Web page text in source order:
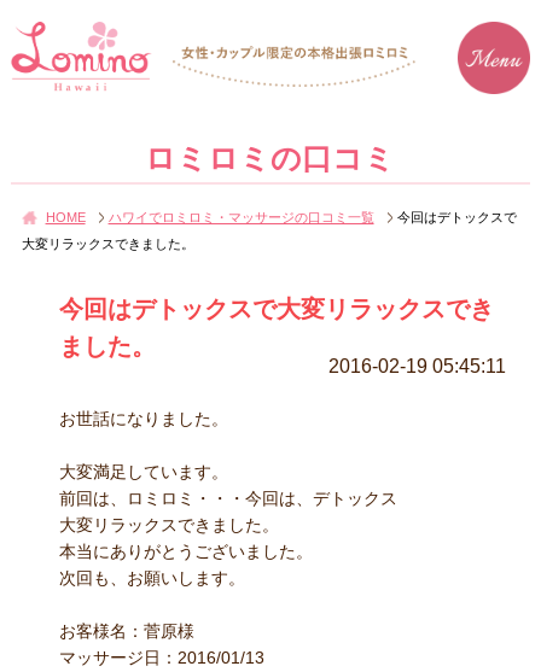
ロミロミの口コミ
HOME ハワイでロミロミ・マッサージの口コミ一覧
今回はデトックスで
大変リラックスできました。
今回はデトックスで大変リラックスでき
ました。
2016-02-19 05:45:11
お世話になりました。
大変満足しています。
前回は、ロミロミ・・・今回は、デトックス
大変リラックスできました。
本当にありがとうございました。
次回も、お願いします。
お客様名：菅原様
マッサージ日：2016/01/13